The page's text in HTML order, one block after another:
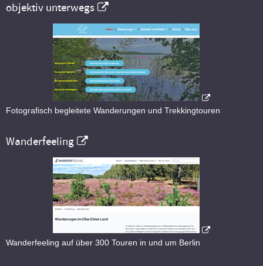
objektiv unterwegs
Fotografisch begleitete Wanderungen und Trekkingtouren
Wanderfeeling
Wanderfeeling auf über 300 Touren in und um Berlin